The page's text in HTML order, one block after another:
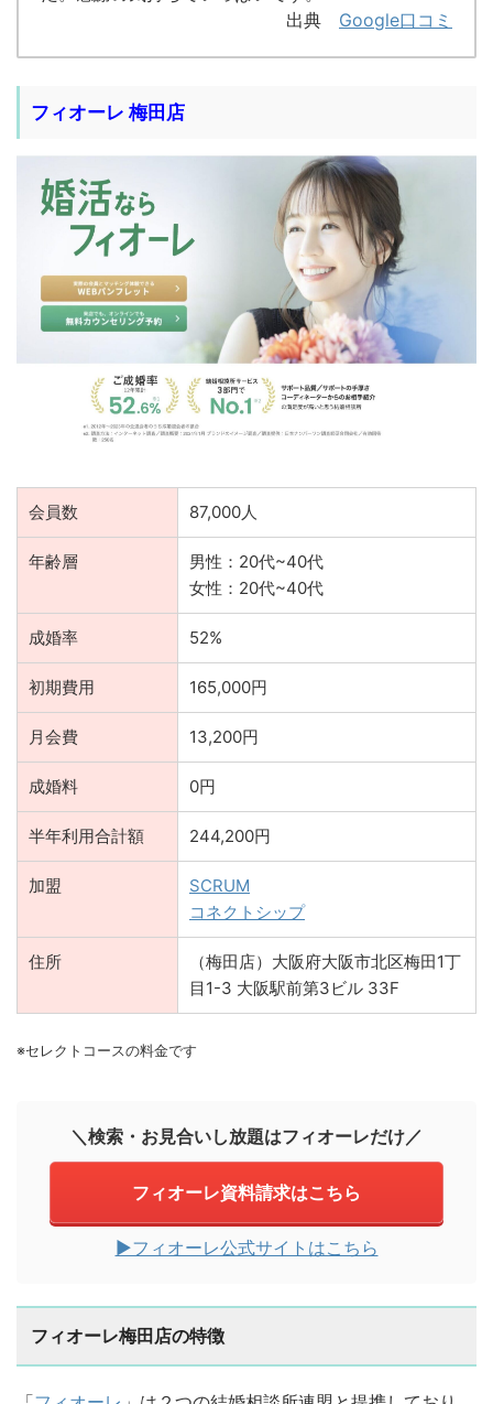
出典 Google口コミ
フィオーレ 梅田 店
会員数 87,000人
年齢層
男性：20代~40代
女性：20代~40代
成婚率 52%
初期費用 165,000円
月会費 13,200円
成婚料 0円
半年利用合計額 244,200円
加盟
SCRUM
コネクトシップ
住所
（梅田店）大阪府大阪市北区梅田1丁
目1-3 大阪駅前第3ビル 33F
※セレクトコースの料金です
＼検索・お見合いし放題はフィオーレだけ／
フィオーレ資料請求はこちら
▶︎フィオーレ公式サイトはこちら
フィオーレ梅田店の特徴